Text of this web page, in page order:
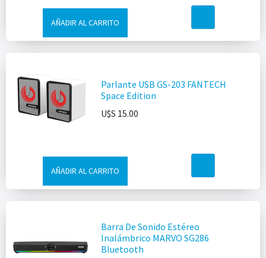
AÑADIR AL CARRITO
Parlante USB GS-203 FANTECH
Space Edition
U$S 15.00
AÑADIR AL CARRITO
Barra De Sonido Estéreo
Inalámbrico MARVO SG286
Bluetooth